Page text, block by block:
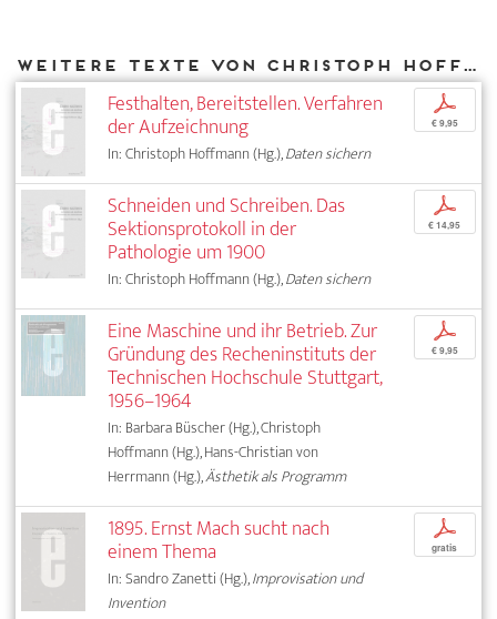
Weitere Texte von Christoph Hoffmann bei DIAPHANES
Festhalten, Bereitstellen. Verfahren
der Aufzeichnung
In: Christoph Hoffmann (Hg.),Daten sichern
p
€ 9,95
Schneiden und Schreiben. Das
Sektionsprotokoll in der
Pathologie um 1900
In: Christoph Hoffmann (Hg.),Daten sichern
p
€ 14,95
Eine Maschine und ihr Betrieb. Zur
Gründung des Recheninstituts der
Technischen Hochschule Stuttgart,
1956–1964
In: Barbara Büscher (Hg.), Christoph
Hoffmann (Hg.), Hans-Christian von
Herrmann (Hg.),Ästhetik als Programm
p
€ 9,95
1895. Ernst Mach sucht nach
einem Thema
In: Sandro Zanetti (Hg.),Improvisation und
Invention
p
gratis